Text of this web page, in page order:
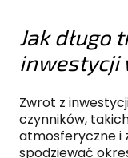
Jak długo
inwestycji
Zwrot z
czynników,
atmosferyczne i
spodziewać